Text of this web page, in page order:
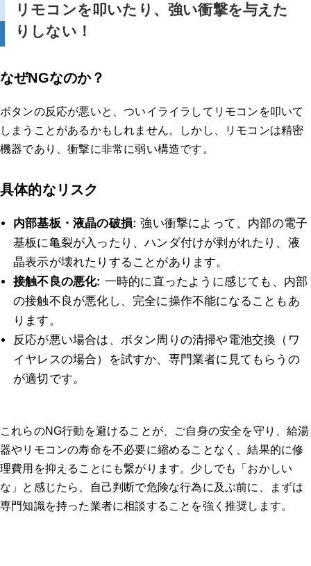
リモコンを叩いたり、強い衝撃を与えた
りしない！
なぜNGなのか？
ボタンの反応が悪いと、ついイライラしてリモコンを叩いて
しまうことがあるかもしれません。しかし、リモコンは精密
機器であり、衝撃に非常に弱い構造です。
具体的なリスク
内部基板・液晶の破損: 強い衝撃によって、内部の電子
基板に亀裂が入ったり、ハンダ付けが剥がれたり、液
晶表示が壊れたりすることがあります。
接触不良の悪化: 一時的に直ったように感じても、内部
の接触不良が悪化し、完全に操作不能になることもあ
ります。
反応が悪い場合は、ボタン周りの清掃や電池交換（ワ
イヤレスの場合）を試すか、専門業者に見てもらうの
が適切です。
これらのNG行動を避けることが、ご自身の安全を守り、給湯
器やリモコンの寿命を不必要に縮めることなく、結果的に修
理費用を抑えることにも繋がります。少しでも「おかしい
な」と感じたら、自己判断で危険な行為に及ぶ前に、まずは
専門知識を持った業者に相談することを強く推奨します。